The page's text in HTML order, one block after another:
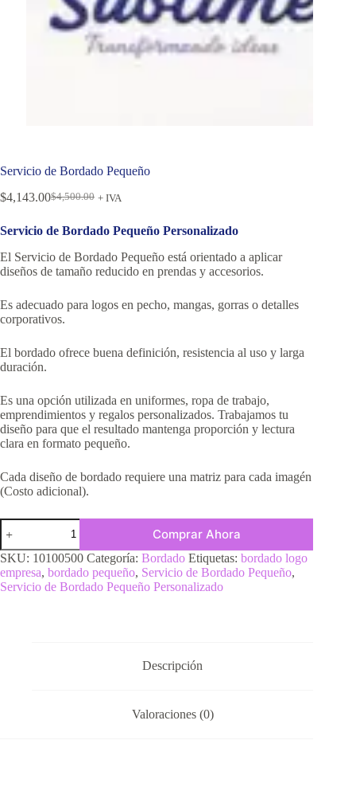
Servicio de Bordado Pequeño
$4,500.00
$4,143.00 + IVA
Servicio de Bordado Pequeño Personalizado
El Servicio de Bordado Pequeño está orientado a aplicar
diseños de tamaño reducido en prendas y accesorios.
Es adecuado para logos en pecho, mangas, gorras o detalles
corporativos.
El bordado ofrece buena definición, resistencia al uso y larga
duración.
Es una opción utilizada en uniformes, ropa de trabajo,
emprendimientos y regalos personalizados. Trabajamos tu
diseño para que el resultado mantenga proporción y lectura
clara en formato pequeño.
Cada diseño de bordado requiere una matriz para cada imagén
(Costo adicional).
Comprar Ahora
SKU: 10100500 Categoría: Bordado Etiquetas: bordado logo
empresa, bordado pequeño, Servicio de Bordado Pequeño,
Servicio de Bordado Pequeño Personalizado
Descripción
Valoraciones (0)